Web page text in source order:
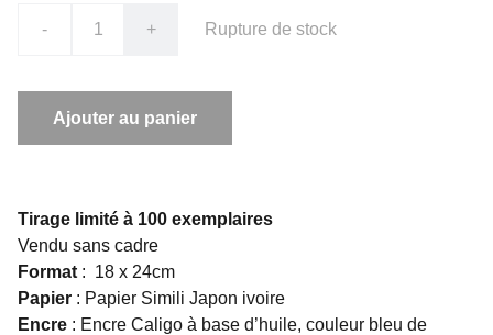
- + Rupture de stock
Ajouter au panier
Tirage limité à 100 exemplaires
Vendu sans cadre
Format : 18 x 24cm
Papier : Papier Simili Japon ivoire
Encre : Encre Caligo à base d’huile, couleur bleu de